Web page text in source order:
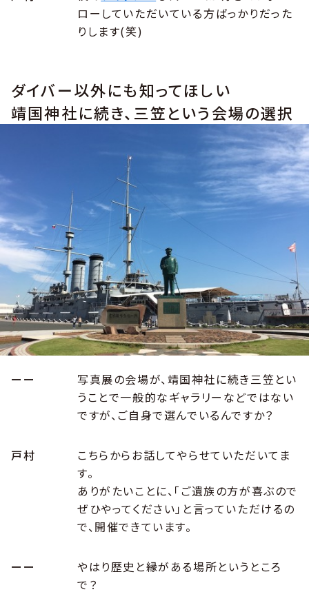
ローしていただいている方ばっかりだった
りします(笑)
ダイバー以外にも知ってほしい
靖国神社に続き、三笠という会場の選択
ーー
写真展の会場が、靖国神社に続き三笠とい
うことで一般的なギャラリーなどではない
ですが、ご自身で選んでいるんですか？
戸村
こちらからお話してやらせていただいてま
す。
ありがたいことに、「ご遺族の方が喜ぶので
ぜひやってください」と言っていただけるの
で、開催できています。
ーー
やはり歴史と縁がある場所というところ
で？